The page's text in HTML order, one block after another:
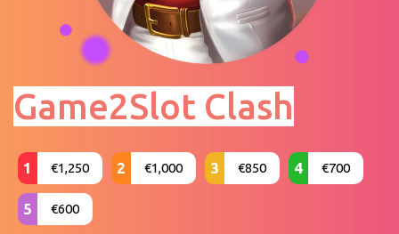
Game2Slot Clash
1 €1,250 2 €1,000 3 €850 4 €700
5 €600